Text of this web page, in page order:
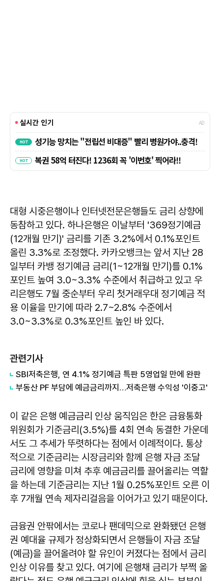
대형 시중은행이나 인터넷전문은행들도 금리 상향에
동참하고 있다. 하나은행은 이날부터 '369정기예금
(12개월 만기)' 금리를 기존 3.2%에서 0.1%포인트
올린 3.3%로 조정했다. 카카오뱅크는 앞서 지난 28
일부터 카뱅 정기예금 금리(1~12개월 만기)를 0.1%
포인트 높여 3.0~3.3% 수준에서 취급하고 있고 우
리은행도 7월 중순부터 우리 첫거래우대 정기예금 적
용 이율을 만기에 따라 2.7~2.8% 수준에서
3.0~3.3%로 0.3%포인트 높인 바 있다.
관련기사
SBI저축은행, 연 4.1% 정기예금 특판 5영업일 만에 완판
부동산 PF 부담에 예금금리까지…저축은행 수익성 '이중고'
이 같은 은행 예금금리 인상 움직임은 한은 금융통화
위원회가 기준금리(3.5%)를 4회 연속 동결한 가운데
서도 그 추세가 뚜렷하다는 점에서 이례적이다. 통상
적으로 기준금리는 시장금리와 함께 은행 자금 조달
금리에 영향을 미쳐 추후 예금금리를 끌어올리는 역할
을 하는데 기준금리는 지난 1월 0.25%포인트 오른 이
후 7개월 연속 제자리걸음을 이어가고 있기 때문이다.
금융권 안팎에서는 코로나 팬데믹으로 완화됐던 은행
권 예대율 규제가 정상화되면서 은행들이 자금 조달
(예금)을 끌어올려야 할 유인이 커졌다는 점에서 금리
인상 이유를 찾고 있다. 여기에 은행채 금리가 부쩍 올